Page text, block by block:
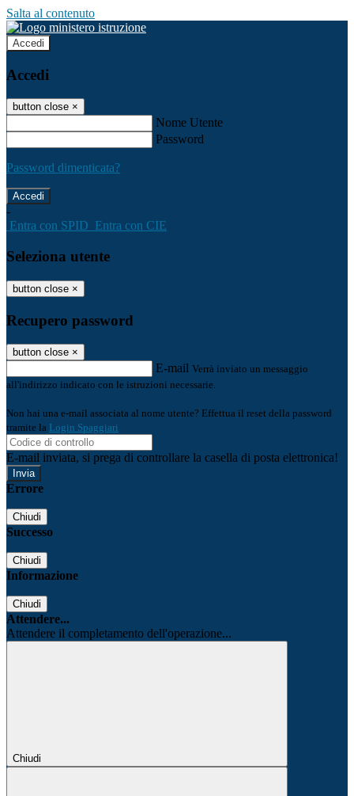
Salta al contenuto
Accedi
Accedi
button close ×
Nome Utente
Password
Password dimenticata?
-
Entra con SPID Entra con CIE
Seleziona utente
button close ×
Recupero password
button close ×
E-mail Verrà inviato un messaggio
all'indirizzo indicato con le istruzioni necessarie.
Non hai una e-mail associata al nome utente? Effettua il reset della password
tramite la Login Spaggiari
E-mail inviata, si prega di controllare la casella di posta elettronica!
Errore
Chiudi
Successo
Chiudi
Informazione
Chiudi
Attendere...
Attendere il completamento dell'operazione...
Chiudi